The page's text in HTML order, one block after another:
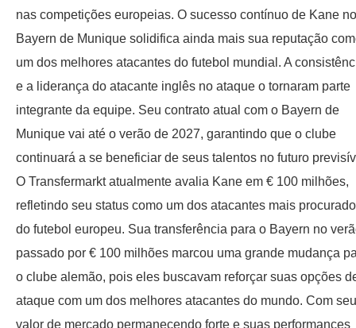
nas competições europeias. O sucesso contínuo de Kane no
Bayern de Munique solidifica ainda mais sua reputação
um dos melhores atacantes do futebol mundial. A
e a liderança do atacante inglês no ataque o tornaram parte
integrante da equipe. Seu contrato atual com o Bayern de
Munique vai até o verão de 2027, garantindo que o clube
continuará a se beneficiar de seus talentos no futuro
O Transfermarkt atualmente avalia Kane em € 100 milhões,
refletindo seu status como um dos atacantes mais
do futebol europeu. Sua transferência para o Bayern no
passado por € 100 milhões marcou uma grande mudança
o clube alemão, pois eles buscavam reforçar suas opções
ataque com um dos melhores atacantes do mundo. Com seu
valor de mercado permanecendo forte e suas performances